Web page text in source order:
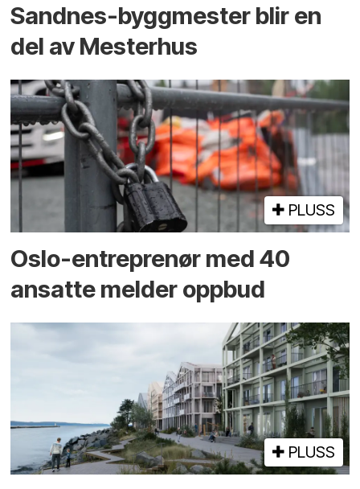
Sandnes-byggmester blir en
del av Mesterhus
PLUSS
Oslo-entreprenør med 40
ansatte melder oppbud
PLUSS